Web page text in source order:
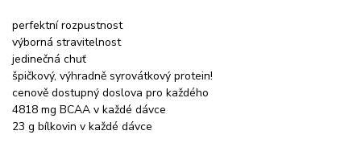
perfektní rozpustnost
výborná stravitelnost
jedinečná chuť
špičkový, výhradně syrovátkový protein!
cenově dostupný doslova pro každého
4818 mg BCAA v každé dávce
23 g bílkovin v každé dávce